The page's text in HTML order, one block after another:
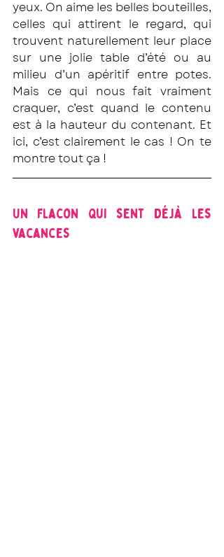
yeux. On aime les belles bouteilles,
celles qui attirent le regard, qui
trouvent naturellement leur place
sur une jolie table d’été ou au
milieu d’un apéritif entre potes.
Mais ce qui nous fait vraiment
craquer, c’est quand le contenu
est à la hauteur du contenant. Et
ici, c’est clairement le cas ! On te
montre tout ça !
Un flacon qui sent déjà les
vacances